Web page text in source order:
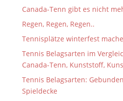
Canada-Tenn gibt es nicht
Regen, Regen, Regen..
Tennisplätze winterfest
Tennis Belagsarten im
Canada-Tenn, Kunststoff,
Tennis Belagsarten:
Spieldecke